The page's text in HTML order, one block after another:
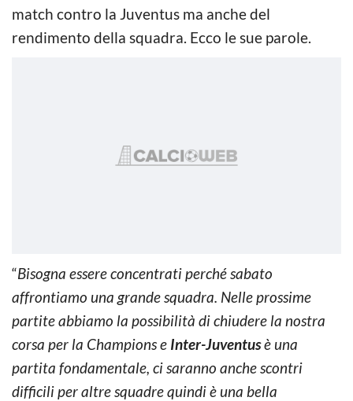
match contro la Juventus ma anche del
rendimento della squadra. Ecco le sue parole.
“Bisogna essere concentrati perché sabato
affrontiamo una grande squadra. Nelle prossime
partite abbiamo la possibilità di chiudere la nostra
corsa per la Champions e Inter-Juventusè una
partita fondamentale, ci saranno anche scontri
difficili per altre squadre quindi è una bella